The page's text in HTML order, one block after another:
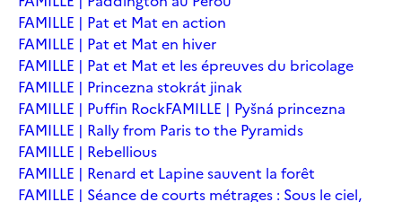
FAMILLE | Pat et Mat en action
FAMILLE | Pat et Mat en hiver
FAMILLE | Pat et Mat et les épreuves du bricolage
FAMILLE | Princezna stokrát jinak
FAMILLE | Puffin RockFAMILLE | Pyšná princezna
FAMILLE | Rally from Paris to the Pyramids
FAMILLE | Rebellious
FAMILLE | Renard et Lapine sauvent la forêt
FAMILLE | Séance de courts métrages : Sous le ciel,